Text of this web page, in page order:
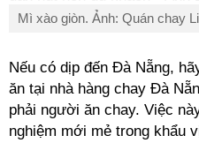
Mì xào giòn. Ảnh: Quán chay
Nếu có dịp đến Đà Nẵng,
ăn tại nhà hàng chay Đà
phải người ăn chay. Việc
nghiệm mới mẻ trong khẩu